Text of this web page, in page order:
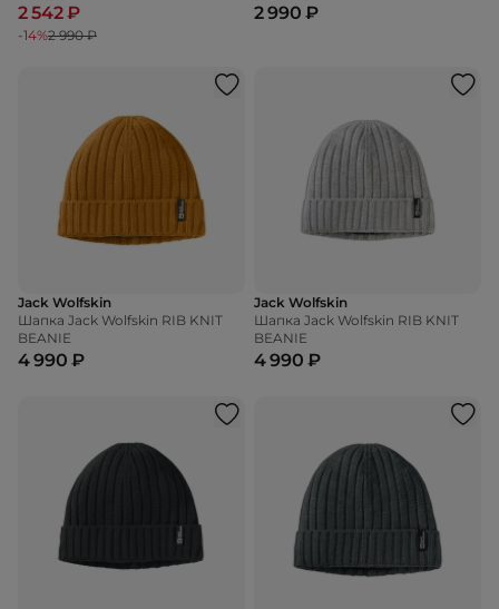
2 542 ₽
-14%2 990 ₽
2 990 ₽
Jack Wolfskin
Шапка Jack Wolfskin RIB KNIT
BEANIE
4 990 ₽
Jack Wolfskin
Шапка Jack Wolfskin RIB KNIT
BEANIE
4 990 ₽